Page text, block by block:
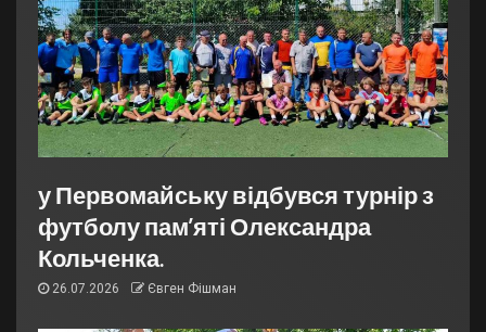
у Первомайську відбувся турнір з
футболу пам’яті Олександра
Кольченка.
26.07.2026 Євген Фішман